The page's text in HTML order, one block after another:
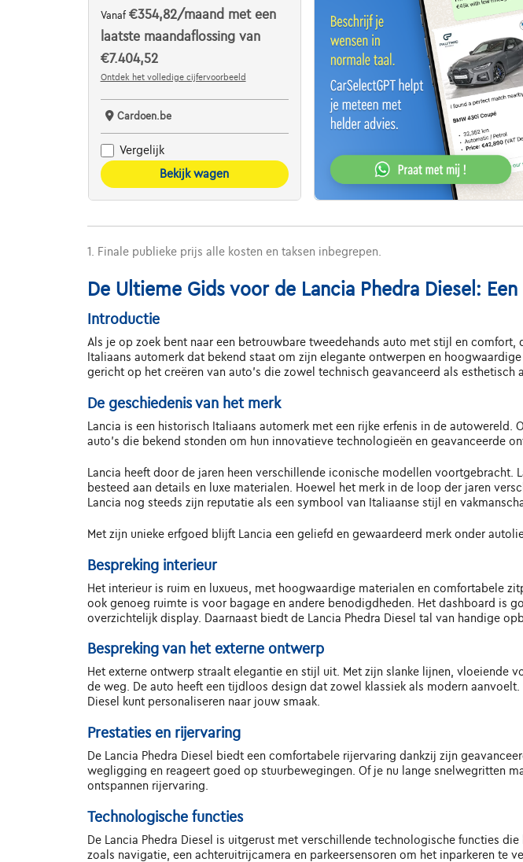
Vanaf €354,82/maand met een
laatste maandaflossing van
€7.404,52
Ontdek het volledige cijfervoorbeeld
Cardoen.be
Vergelijk
Bekijk wagen
1. Finale publieke prijs alle kosten en taksen inbegrepen.
De Ultieme Gids voor de Lancia Phedra Diesel:
Introductie
Als je op zoek bent naar een betrouwbare tweedehands auto met stijl en
Italiaans automerk dat bekend staat om zijn elegante ontwerpen en
gericht op het creëren van auto's die zowel technisch geavanceerd als esthetisch
De geschiedenis van het merk
Lancia is een historisch Italiaans automerk met een rijke erfenis in de
auto's die bekend stonden om hun innovatieve technologieën en geavanceerde
Lancia heeft door de jaren heen verschillende iconische modellen
besteed aan details en luxe materialen. Hoewel het merk in de loop der jaren
Lancia nog steeds zijn reputatie als een symbool van Italiaanse stijl en
Met zijn unieke erfgoed blijft Lancia een geliefd en gewaardeerd merk onder
Bespreking interieur
Het interieur is ruim en luxueus, met hoogwaardige materialen en comfortabele
ook genoeg ruimte is voor bagage en andere benodigdheden. Het dashboard is
overzichtelijk display. Daarnaast biedt de Lancia Phedra Diesel tal van handige
Bespreking van het externe ontwerp
Het externe ontwerp straalt elegantie en stijl uit. Met zijn slanke lijnen, vloeiende
de weg. De auto heeft een tijdloos design dat zowel klassiek als modern
Diesel kunt personaliseren naar jouw smaak.
Prestaties en rijervaring
De Lancia Phedra Diesel biedt een comfortabele rijervaring dankzij zijn
wegligging en reageert goed op stuurbewegingen. Of je nu lange snelwegritten
ontspannen rijervaring.
Technologische functies
De Lancia Phedra Diesel is uitgerust met verschillende technologische functies
zoals navigatie, een achteruitrijcamera en parkeersensoren om het inparkeren te